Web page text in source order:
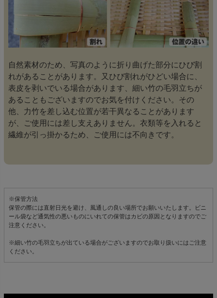
自然素材のため、写真のように折り曲げた部分にひび割
れがあることがあります。又ひび割れがひどい場合に、
表皮を剥いでいる場合があります、細い竹の毛羽立ちが
あることもございますのでお気を付けください。その
他、力竹を差し込む位置が若干異なることがあります
が、ご使用には差し支えありません。衣類等を入れると
繊維が引っ掛かるため、ご使用には不向きです。
※保管方法
保管の際には直射日光を避け、風通しの良い場所でお願いいたします。ビニ
ール袋など通気性の悪いものにいれての保管はカビの原因となりますのでご
注意ください。
※細い竹の毛羽立ちが出ている場合がございますのでお取り扱いにはご注意
ください。